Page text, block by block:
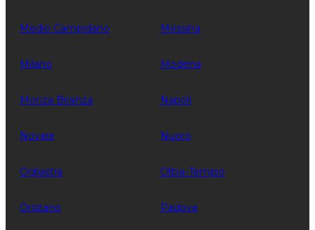
Medio Campidano Messina
Milano Modena
Monza Brianza Napoli
Novara Nuoro
Ogliastra Olbia-Tempio
Oristano Padova